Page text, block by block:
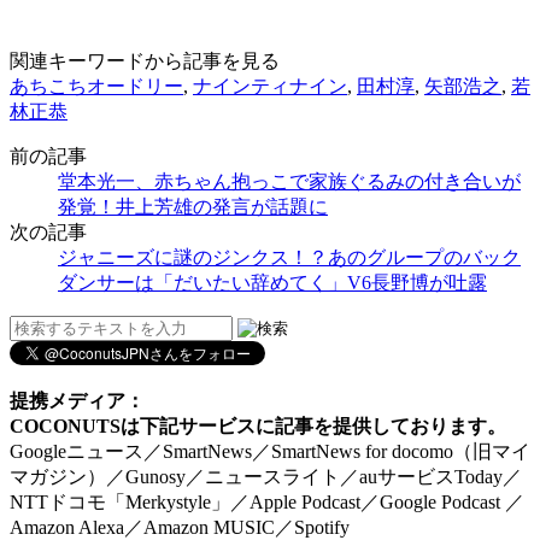
関連キーワードから記事を見る
あちこちオードリー, ナインティナイン, 田村淳, 矢部浩之, 若
林正恭
前の記事
堂本光一、赤ちゃん抱っこで家族ぐるみの付き合いが
発覚！井上芳雄の発言が話題に
次の記事
ジャニーズに謎のジンクス！？あのグループのバック
ダンサーは「だいたい辞めてく」V6長野博が吐露
提携メディア：
COCONUTSは下記サービスに記事を提供しております。
Googleニュース／SmartNews／SmartNews for docomo（旧マイ
マガジン）／Gunosy／ニュースライト／auサービスToday／
NTTドコモ「Merkystyle」／Apple Podcast／Google Podcast ／
Amazon Alexa／Amazon MUSIC／Spotify